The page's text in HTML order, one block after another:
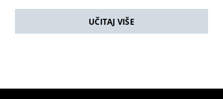
UČITAJ VIŠE